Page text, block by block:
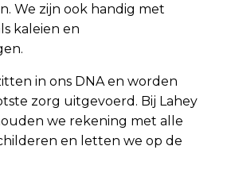
We zijn ook handig met
kaleien en
.
in ons DNA en worden
zorg uitgevoerd. Bij Lahey
we rekening met alle
en letten we op de